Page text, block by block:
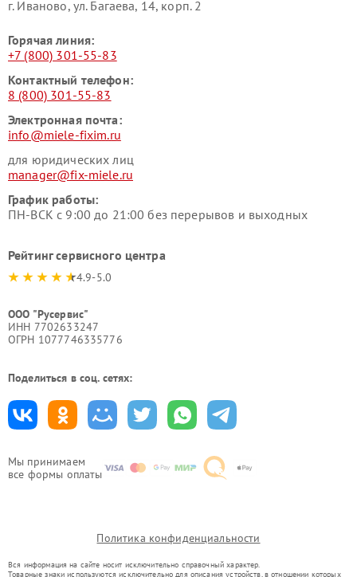
Мы принимаем
все формы оплаты
г. Иваново, ул. Багаева, 14, корп. 2
Горячая линия:
+7 (800) 301-55-83
Контактный телефон:
8 (800) 301-55-83
Электронная почта:
info@miele-fixim.ru
для юридических лиц
manager@fix-miele.ru
График работы:
ПН-ВСК с 9:00 до 21:00 без перерывов и выходных
Рейтинг сервисного центра
4.9-5.0
ООО "Русервис"
ИНН 7702633247
ОГРН 1077746335776
Поделиться в соц. сетях:
Политика конфиденциальности
Вся информация на сайте носит исключительно справочный характер.
Товарные знаки используются исключительно для описания устройств, в отношении которых